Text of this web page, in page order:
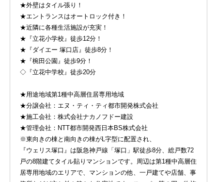
★外壁はタイル張り！
★エントランスはオートロック付き！
★近隣に各種生活施設が充実！
★『立花小学校』徒歩12分！
★『ダイエー 塚口店』徒歩8分！
★『椀田公園』徒歩9分！
◇『立花中学校』徒歩20分
★用途地域第1種中高層住居専用地域
★分譲会社：エヌ・ティ・ティ都市開発株式会社
★施工会社：株式会社ナカノフドー建設
★管理会社：NTT都市開発西日本BS株式会社
※東向きの棟と南向きの棟がL字型に配置され、
『ウェリス塚口』は阪急神戸線「塚口」駅徒歩8分、総戸数72
戸の8階建てタイル貼りマンションです。周辺は第1種中高層住
居専用地域のエリアで、マンションの他、一戸建てや店舗、事